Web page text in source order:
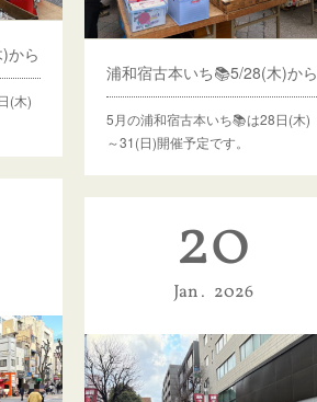
から
(木)
浦和宿古本いち📚5/28(木)から
5月の浦和宿古本いち📚は28日(木)
～31(日)開催予定です。
20
Jan 2026